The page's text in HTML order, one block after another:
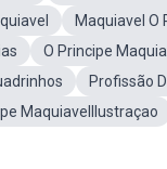
Maquiavel O
O Principe
Profissão
MaquiavelIlustraçao